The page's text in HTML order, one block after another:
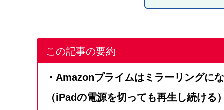
この記事の要約
・Amazonプライムはミラーリングに
（iPadの電源を切っても再生し続ける